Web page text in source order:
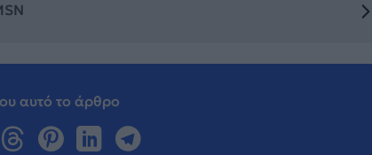
αυτό το άρθρο